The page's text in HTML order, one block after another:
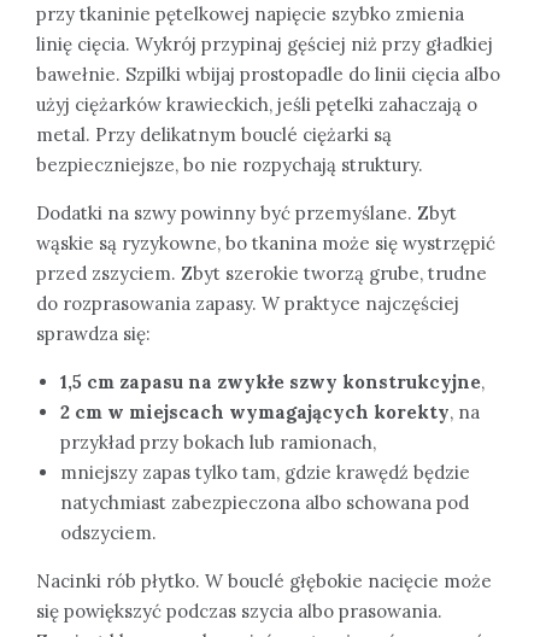
przy tkaninie pętelkowej napięcie szybko zmienia
linię cięcia. Wykrój przypinaj gęściej niż przy gładkiej
bawełnie. Szpilki wbijaj prostopadle do linii cięcia albo
użyj ciężarków krawieckich, jeśli pętelki zahaczają o
metal. Przy delikatnym bouclé ciężarki są
bezpieczniejsze, bo nie rozpychają struktury.
Dodatki na szwy powinny być przemyślane. Zbyt
wąskie są ryzykowne, bo tkanina może się wystrzępić
przed zszyciem. Zbyt szerokie tworzą grube, trudne
do rozprasowania zapasy. W praktyce najczęściej
sprawdza się:
1,5 cm zapasu na zwykłe szwy konstrukcyjne,
2 cm w miejscach wymagających korekty, na
przykład przy bokach lub ramionach,
mniejszy zapas tylko tam, gdzie krawędź będzie
natychmiast zabezpieczona albo schowana pod
odszyciem.
Nacinki rób płytko. W bouclé głębokie nacięcie może
się powiększyć podczas szycia albo prasowania.